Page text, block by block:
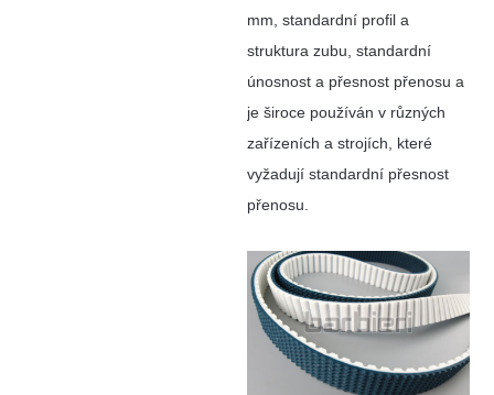
mm, standardní profil a
struktura zubu, standardní
únosnost a přesnost přenosu a
je široce používán v různých
zařízeních a strojích, které
vyžadují standardní přesnost
přenosu.